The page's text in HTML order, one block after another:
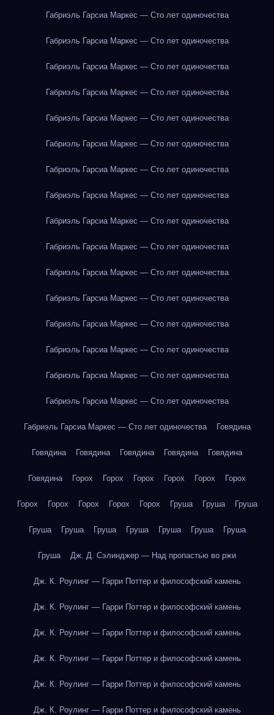
Габриэль Гарсиа Маркес — Сто лет одиночества
Габриэль Гарсиа Маркес — Сто лет одиночества
Габриэль Гарсиа Маркес — Сто лет одиночества
Габриэль Гарсиа Маркес — Сто лет одиночества
Габриэль Гарсиа Маркес — Сто лет одиночества
Габриэль Гарсиа Маркес — Сто лет одиночества
Габриэль Гарсиа Маркес — Сто лет одиночества
Габриэль Гарсиа Маркес — Сто лет одиночества
Габриэль Гарсиа Маркес — Сто лет одиночества
Габриэль Гарсиа Маркес — Сто лет одиночества
Габриэль Гарсиа Маркес — Сто лет одиночества
Габриэль Гарсиа Маркес — Сто лет одиночества
Габриэль Гарсиа Маркес — Сто лет одиночества
Габриэль Гарсиа Маркес — Сто лет одиночества
Габриэль Гарсиа Маркес — Сто лет одиночества
Габриэль Гарсиа Маркес — Сто лет одиночества
Габриэль Гарсиа Маркес — Сто лет одиночества Говядина
Говядина Говядина Говядина Говядина Говядина
Говядина Горох Горох Горох Горох Горох Горох
Горох Горох Горох Горох Горох Груша Груша Груша
Груша Груша Груша Груша Груша Груша Груша
Груша Дж. Д. Сэлинджер — Над пропастью во ржи
Дж. К. Роулинг — Гарри Поттер и философский камень
Дж. К. Роулинг — Гарри Поттер и философский камень
Дж. К. Роулинг — Гарри Поттер и философский камень
Дж. К. Роулинг — Гарри Поттер и философский камень
Дж. К. Роулинг — Гарри Поттер и философский камень
Дж. К. Роулинг — Гарри Поттер и философский камень